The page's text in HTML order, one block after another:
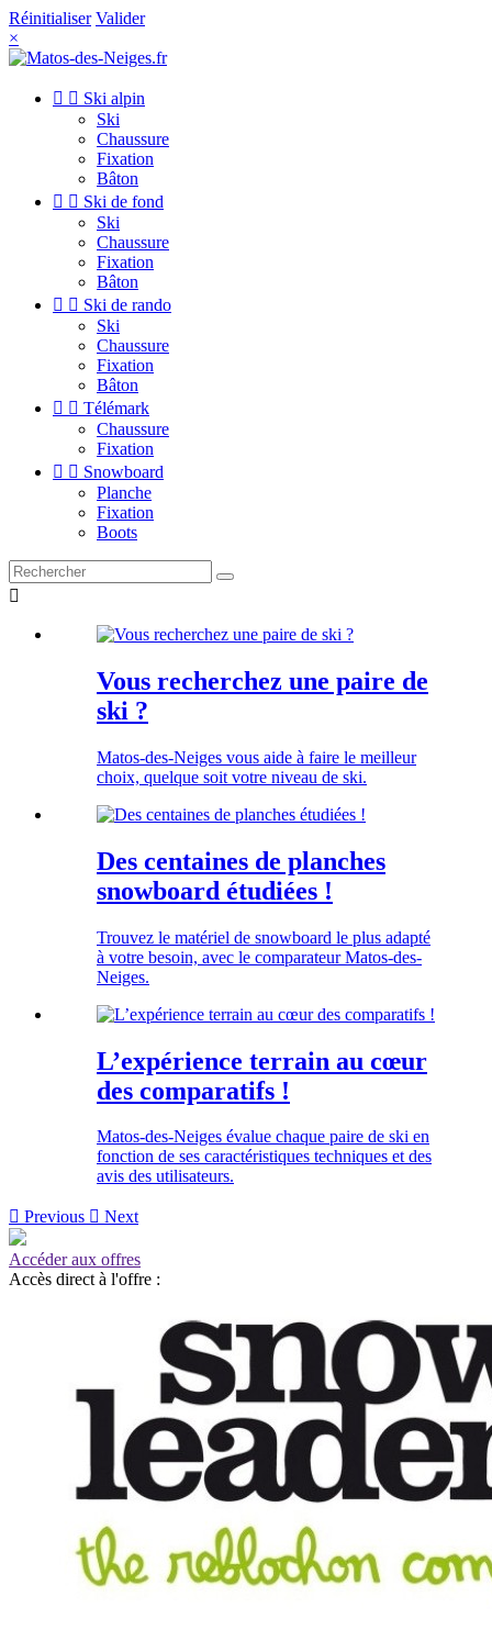
Réinitialiser Valider
×
  Ski alpin
Ski
Chaussure
Fixation
Bâton
  Ski de fond
Ski
Chaussure
Fixation
Bâton
  Ski de rando
Ski
Chaussure
Fixation
Bâton
  Télémark
Chaussure
Fixation
  Snowboard
Planche
Fixation
Boots

Vous recherchez une paire de
ski ?
Matos-des-Neiges vous aide à faire le meilleur
choix, quelque soit votre niveau de ski.
Des centaines de planches
snowboard étudiées !
Trouvez le matériel de snowboard le plus adapté
à votre besoin, avec le comparateur Matos-des-
Neiges.
L’expérience terrain au cœur
des comparatifs !
Matos-des-Neiges évalue chaque paire de ski en
fonction de ses caractéristiques techniques et des
avis des utilisateurs.
 Previous  Next
Accéder aux offres
Accès direct à l'offre :